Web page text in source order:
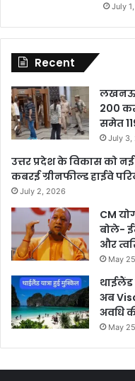
July
Recent
लखनऊ
200
समेत
July 3,
उत्तर प्रदेश के विकास को
कबरई ग्रीनफील्ड हाईवे
July 2, 2026
CM
बोले-
और
May
थाईलैंड
अब
अवधि
May